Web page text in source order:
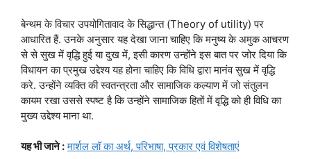
बेन्थम के विचार उपयोगितावाद के सिद्धान्त (Theory of utility) पर
आधारित हैं. उनके अनुसार यह देखा जाना चाहिए कि मनुष्य के अमुक आचरण
से से सुख में वृद्धि हुई या दुख में, इसी कारण उन्होंने इस बात पर जोर दिया कि
विधायन का प्रमुख उद्देश्य यह होना चाहिए कि विधि द्वारा मानंव सुख में वृद्धि
करे. उन्होंने व्यक्ति की स्वतन्त्रता और सामाजिक कल्याण में जो संतुलन
कायम रखा उससे स्पष्ट है कि उन्होंने सामाजिक हितों में वृद्धि को ही विधि का
मुख्य उद्देश्य माना था.
यह भी जाने : मार्शल लॉ का अर्थ, परिभाषा, प्रकार एवं विशेषताएं